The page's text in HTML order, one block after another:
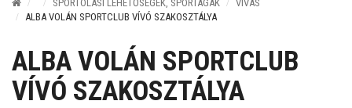
SPORTOLÁSI LEHETŐSÉGEK, SPORTÁGAK
VÍVÁS
ALBA VOLÁN SPORTCLUB VÍVÓ SZAKOSZTÁLYA
ALBA VOLÁN SPORTCLUB
VÍVÓ SZAKOSZTÁLYA